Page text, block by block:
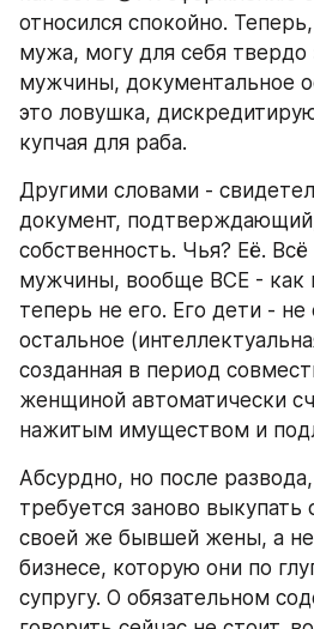
относился спокойно.
мужа, могу для себя твердо
мужчины, документальное
это ловушка,
купчая для раба.
Другими словами -
документ,
собственность. Чья? Её.
мужчины, вообще ВСЕ - как
теперь не его. Его дети - не
остальное
созданная в период
женщиной автоматически
нажитым имуществом и
Абсурдно, но после
требуется заново
своей же бывшей жены, а
бизнесе, которую они по
супругу. О обязательном